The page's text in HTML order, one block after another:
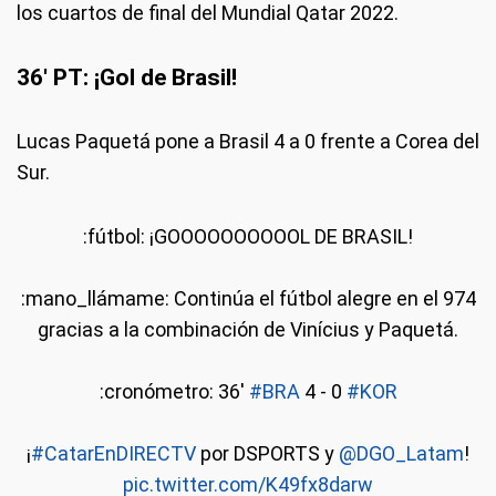
los cuartos de final del Mundial Qatar 2022.
36' PT: ¡Gol de Brasil!
Lucas Paquetá pone a Brasil 4 a 0 frente a Corea del
Sur.
:fútbol: ¡GOOOOOOOOOOL DE BRASIL!
:mano_llámame: Continúa el fútbol alegre en el 974
gracias a la combinación de Vinícius y Paquetá.
:cronómetro: 36' #BRA 4 - 0 #KOR
¡#CatarEnDIRECTV por DSPORTS y @DGO_Latam!
pic.twitter.com/K49fx8darw